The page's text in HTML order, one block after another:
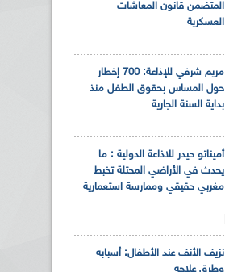
المتضمن قانون المعاشات
العسكرية
مريم شرفي للإذاعة: 700 إخطار
حول المساس بحقوق الطفل منذ
بداية السنة الجارية
أميناتو حيدر للاذاعة الدولية : ما
يحدث في الأراضي المحتلة تخبط
مغربي حقيقي وممارسة استعمارية
نزيف الأنف عند الأطفال: أسبابه
وطرق علاجه